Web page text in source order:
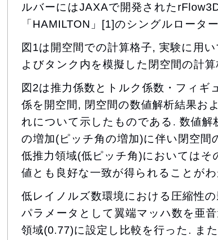
ルバーにはJAXAで開発された
「HAMILTON」[1]のシングルロータ
図1は開空間での計算格子, 実験に用
よびタンク内を模擬した閉空間の計
図2は推力係数とトルク係数・フィギ
係を開空間, 閉空間の数値解析結果お
れについて示したものである. 数値解
の増加(ピッチ角の増加)に伴い閉空間
低推力領域(低ピッチ角)においてはそ
値とも良好な一致が得られることが
低レイノルズ数環境における圧縮性
パラメータとして翼端マッハ数を亜
領域(0.77)に設定し比較を行った. ま